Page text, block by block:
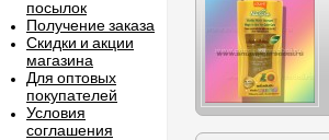
посылок
Получение заказа
Скидки и акции
магазина
Для оптовых
покупателей
Условия
соглашения